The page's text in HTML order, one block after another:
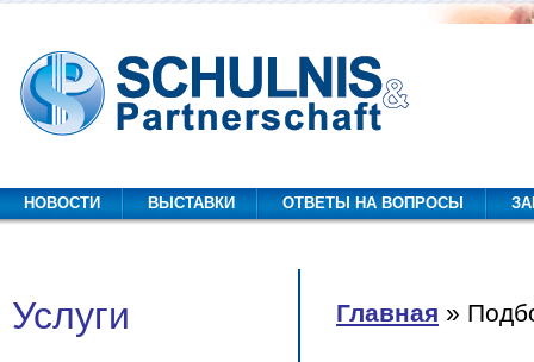
НОВОСТИ ВЫСТАВКИ ОТВЕТЫ НА ВОПРОСЫ
Услуги Вы здесь
Главная »